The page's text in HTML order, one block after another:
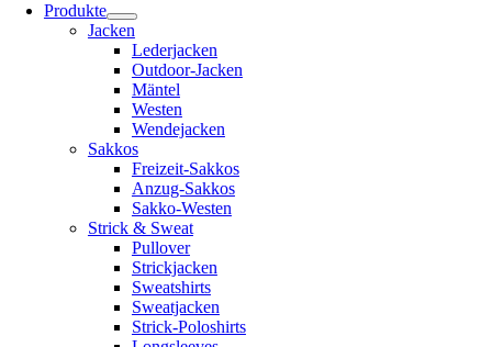
Produkte
Jacken
Lederjacken
Outdoor-Jacken
Mäntel
Westen
Wendejacken
Sakkos
Freizeit-Sakkos
Anzug-Sakkos
Sakko-Westen
Strick & Sweat
Pullover
Strickjacken
Sweatshirts
Sweatjacken
Strick-Poloshirts